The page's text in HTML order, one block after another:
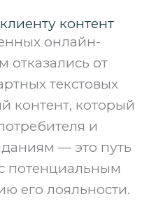
контент
онлайн-
отказались от
текстовых
контент, который
и
— это путь
потенциальным
его лояльности.